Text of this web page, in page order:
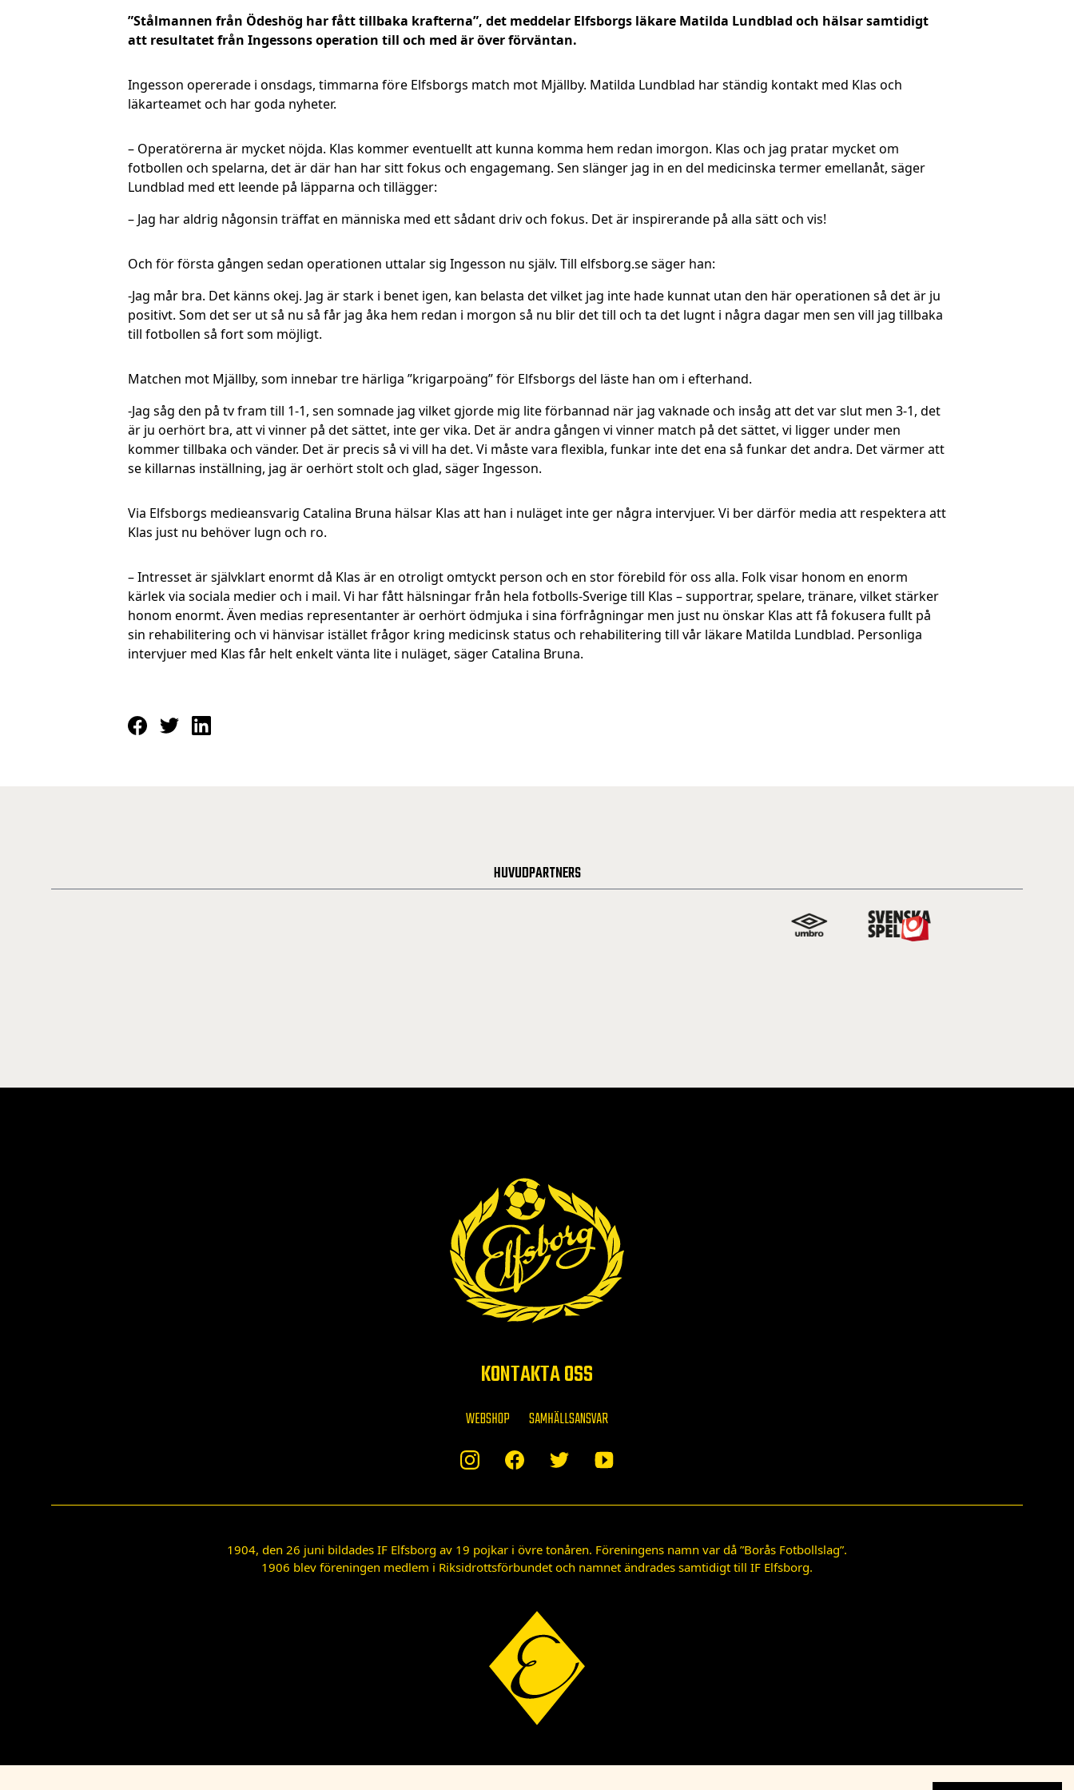
”Stålmannen från Ödeshög har fått tillbaka krafterna”, det meddelar Elfsborgs läkare Matilda Lundblad och hälsar samtidigt
att resultatet från Ingessons operation till och med är över förväntan.
Ingesson opererade i onsdags, timmarna före Elfsborgs match mot Mjällby. Matilda Lundblad har ständig kontakt med Klas och
läkarteamet och har goda nyheter.
– Operatörerna är mycket nöjda. Klas kommer eventuellt att kunna komma hem redan imorgon. Klas och jag pratar mycket om
fotbollen och spelarna, det är där han har sitt fokus och engagemang. Sen slänger jag in en del medicinska termer emellanåt, säger
Lundblad med ett leende på läpparna och tillägger:
– Jag har aldrig någonsin träffat en människa med ett sådant driv och fokus. Det är inspirerande på alla sätt och vis!
Och för första gången sedan operationen uttalar sig Ingesson nu själv. Till elfsborg.se säger han:
-Jag mår bra. Det känns okej. Jag är stark i benet igen, kan belasta det vilket jag inte hade kunnat utan den här operationen så det är ju
positivt. Som det ser ut så nu så får jag åka hem redan i morgon så nu blir det till och ta det lugnt i några dagar men sen vill jag tillbaka
till fotbollen så fort som möjligt.
Matchen mot Mjällby, som innebar tre härliga ”krigarpoäng” för Elfsborgs del läste han om i efterhand.
-Jag såg den på tv fram till 1-1, sen somnade jag vilket gjorde mig lite förbannad när jag vaknade och insåg att det var slut men 3-1, det
är ju oerhört bra, att vi vinner på det sättet, inte ger vika. Det är andra gången vi vinner match på det sättet, vi ligger under men
kommer tillbaka och vänder. Det är precis så vi vill ha det. Vi måste vara flexibla, funkar inte det ena så funkar det andra. Det värmer att
se killarnas inställning, jag är oerhört stolt och glad, säger Ingesson.
Via Elfsborgs medieansvarig Catalina Bruna hälsar Klas att han i nuläget inte ger några intervjuer. Vi ber därför media att respektera att
Klas just nu behöver lugn och ro.
– Intresset är självklart enormt då Klas är en otroligt omtyckt person och en stor förebild för oss alla. Folk visar honom en enorm
kärlek via sociala medier och i mail. Vi har fått hälsningar från hela fotbolls-Sverige till Klas – supportrar, spelare, tränare, vilket stärker
honom enormt. Även medias representanter är oerhört ödmjuka i sina förfrågningar men just nu önskar Klas att få fokusera fullt på
sin rehabilitering och vi hänvisar istället frågor kring medicinsk status och rehabilitering till vår läkare Matilda Lundblad. Personliga
intervjuer med Klas får helt enkelt vänta lite i nuläget, säger Catalina Bruna.
HUVUDPARTNERS
KONTAKTA OSS
WEBSHOP SAMHÄLLSANSVAR
1904, den 26 juni bildades IF Elfsborg av 19 pojkar i övre tonåren. Föreningens namn var då ”Borås Fotbollslag”.
1906 blev föreningen medlem i Riksidrottsförbundet och namnet ändrades samtidigt till IF Elfsborg.